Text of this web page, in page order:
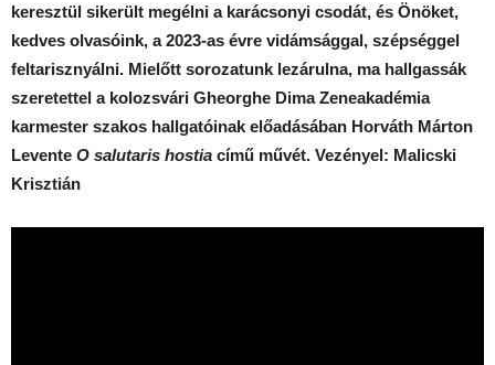
keresztül sikerült megélni a karácsonyi csodát, és Önöket,
kedves olvasóink, a 2023-as évre vidámsággal, szépséggel
feltarisznyálni. Mielőtt sorozatunk lezárulna, ma hallgassák
szeretettel a kolozsvári Gheorghe Dima Zeneakadémia
karmester szakos hallgatóinak előadásában Horváth Márton
Levente O salutaris hostia című művét. Vezényel: Malicski
Krisztián